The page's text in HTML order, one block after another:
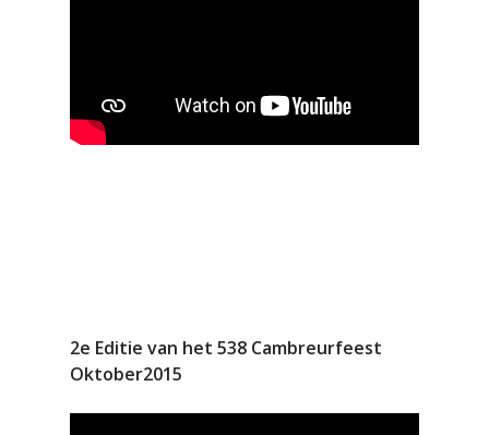
2e Editie van het 538 Cambreurfeest
Oktober2015